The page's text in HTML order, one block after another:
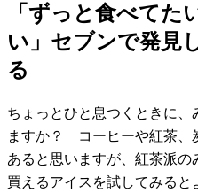
「ずっと食べてた
い」セブンで発見
る
ちょっとひと息つくときに
ますか？ コーヒーや紅茶、
あると思いますが、紅茶派
買えるアイスを試してみると